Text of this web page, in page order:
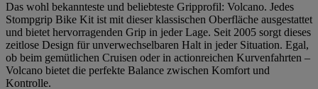
Das wohl bekannteste und beliebteste Gripprofil: Volcano. Jedes
Stompgrip Bike Kit ist mit dieser klassischen Oberfläche ausgestattet
und bietet hervorragenden Grip in jeder Lage. Seit 2005 sorgt dieses
zeitlose Design für unverwechselbaren Halt in jeder Situation. Egal,
ob beim gemütlichen Cruisen oder in actionreichen Kurvenfahrten –
Volcano bietet die perfekte Balance zwischen Komfort und
Kontrolle.